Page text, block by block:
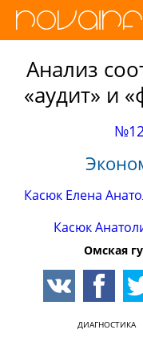
Анализ
«аудит» и
Касюк Елена
Касюк
Омская
ДИАГНОСТИКА